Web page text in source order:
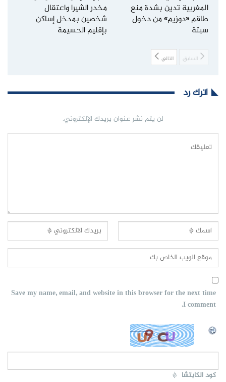
المغربية تدين بشدة منع
طاقم «دوزيم» من دخول
سبتة
مخدر الشيرا واعتقال
شخصين بمدخل إساكن
بإقليم الحسيمة
السابق التالي
اترك رد
لن يتم نشر عنوان بريدك الإلكتروني.
Save my name, email, and website in this browser for the next time
I comment.
كود الكابتشا *